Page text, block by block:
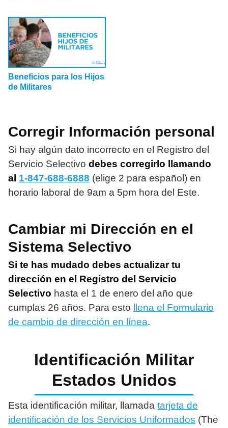
Beneficios para los Hijos
de Militares
Corregir Información personal
Si hay algún dato incorrecto en el Registro del
Servicio Selectivo debes corregirlo llamando
al 1-847-688-6888 (elige 2 para español) en
horario laboral de 9am a 5pm hora del Este.
Cambiar mi Dirección en el
Sistema Selectivo
Si te has mudado debes actualizar tu
dirección en el Registro del Servicio
Selectivo hasta el 1 de enero del año que
cumplas 26 años. Para esto
llena el Formulario
de cambio de dirección en línea.
Identificación Militar
Estados Unidos
Esta identificación militar, llamada tarjeta de
identificación de los Servicios Uniformados (The